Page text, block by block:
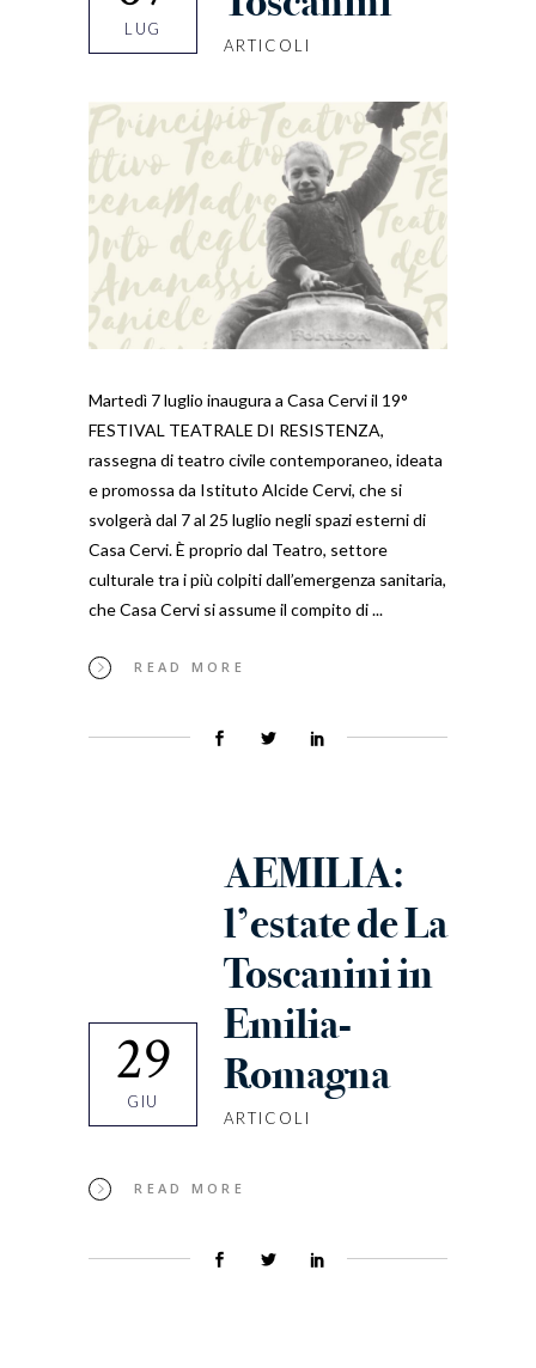
LUG
ARTICOLI
Martedì 7 luglio inaugura a Casa Cervi il 19°
FESTIVAL TEATRALE DI RESISTENZA,
rassegna di teatro civile contemporaneo, ideata
e promossa da Istituto Alcide Cervi, che si
svolgerà dal 7 al 25 luglio negli spazi esterni di
Casa Cervi. È proprio dal Teatro, settore
culturale tra i più colpiti dall’emergenza sanitaria,
che Casa Cervi si assume il compito di
READ MORE
29
GIU
AEMILIA:
l’estate de La
Toscanini in
Emilia-
Romagna
ARTICOLI
READ MORE